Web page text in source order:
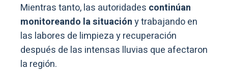
Mientras tanto, las autoridades continúan
monitoreando la situacióny trabajando en
las labores de limpieza y recuperación
después de las intensas lluvias que afectaron
la región.